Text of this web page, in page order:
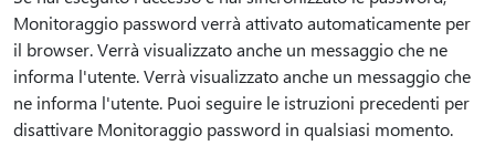
Monitoraggio password verrà attivato automaticamente per
il browser. Verrà visualizzato anche un messaggio che ne
informa l'utente. Verrà visualizzato anche un messaggio che
ne informa l'utente. Puoi seguire le istruzioni precedenti per
disattivare Monitoraggio password in qualsiasi momento.